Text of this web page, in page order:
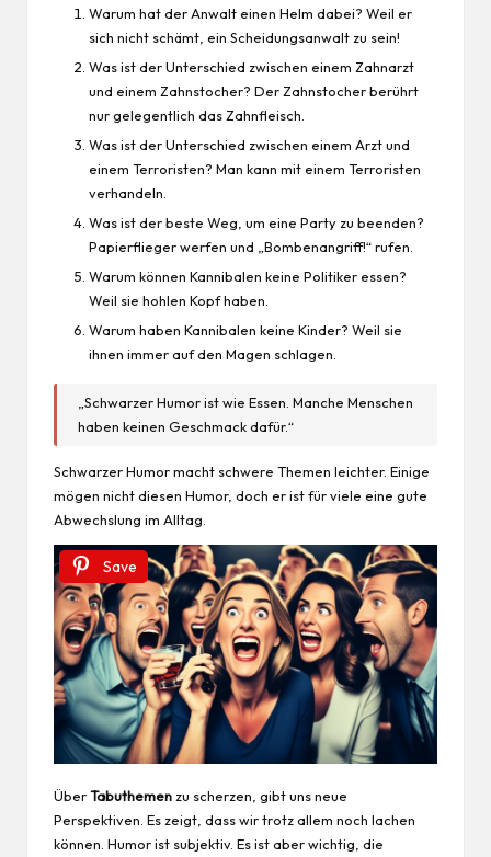
Warum hat der Anwalt einen Helm dabei? Weil er
sich nicht schämt, ein Scheidungsanwalt zu sein!
Was ist der Unterschied zwischen einem Zahnarzt
und einem Zahnstocher? Der Zahnstocher berührt
nur gelegentlich das Zahnfleisch.
Was ist der Unterschied zwischen einem Arzt und
einem Terroristen? Man kann mit einem Terroristen
verhandeln.
Was ist der beste Weg, um eine Party zu beenden?
Papierflieger werfen und „Bombenangriff!“ rufen.
Warum können Kannibalen keine Politiker essen?
Weil sie hohlen Kopf haben.
Warum haben Kannibalen keine Kinder? Weil sie
ihnen immer auf den Magen schlagen.
„Schwarzer Humor ist wie Essen. Manche Menschen
haben keinen Geschmack dafür.“
Schwarzer Humor macht schwere Themen leichter. Einige
mögen nicht diesen Humor, doch er ist für viele eine gute
Abwechslung im Alltag.
Save
ÜberTabuthemen zu scherzen, gibt uns neue
Perspektiven. Es zeigt, dass wir trotz allem noch lachen
können. Humor ist subjektiv. Es ist aber wichtig, die